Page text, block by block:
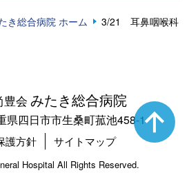
き総合病院 ホーム 3/21 耳鼻咽喉科
豊会 みたき総合病院
県四日市市生桑町菰池458-1
護方針 サイトマップ
Hospital All Rights Reserved.